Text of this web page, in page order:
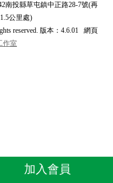
南投縣草屯鎮中正路28-7號(再
公里處)
reserved. 版本：4.6.01 網頁
作室
加入會員